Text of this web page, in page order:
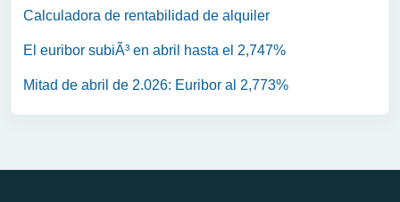
Calculadora de rentabilidad de alquiler
El euribor subiÃ³ en abril hasta el 2,747%
Mitad de abril de 2.026: Euribor al 2,773%